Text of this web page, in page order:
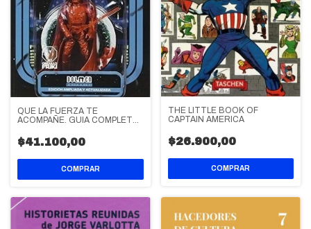
QUE LA FUERZA TE
ACOMPAÑE. GUIA COMPLETA
$41.100,00
THE LITTLE BOOK OF
CAPTAIN AMERICA
$26.900,00